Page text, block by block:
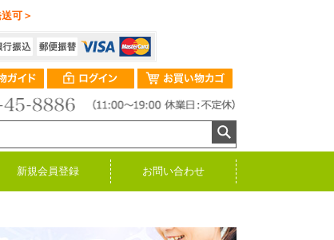
可＞
新規会員登録 お問い合わせ